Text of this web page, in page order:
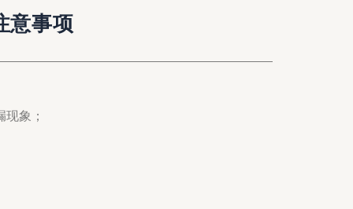
意事项
象；